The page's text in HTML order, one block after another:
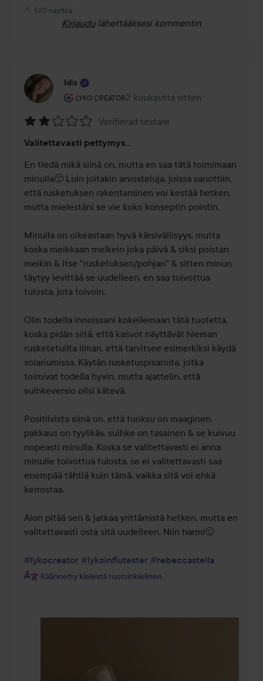
520 näyttöä
Kirjaudu lähettääksesi kommentin
Idis
LYKO CREATOR
Käyttäjän rooli: Lyko Creator.
2 kuukautta sitten
Viesti luotiin 2 kuukautta sitten
2
/
5
Verifierad testare
Valitettavasti pettymys..
En tiedä mikä siinä on, mutta en saa tätä toimimaan
minulla🙁 Luin joitakin arvosteluja, joissa sanottiin,
että rusketuksen rakentaminen voi kestää hetken,
mutta mielestäni se vie koko konseptin pointin.
Minulla on oikeastaan hyvä kärsivällisyys, mutta
koska meikkaan melkein joka päivä & siksi poistan
meikin & itse "rusketuksen/pohjan" & sitten minun
täytyy levittää se uudelleen, en saa toivottua
tulosta, jota toivoin.
Olin todella innoissani kokeilemaan tätä tuotetta,
koska pidän siitä, että kasvot näyttävät hieman
rusketetuilta ilman, että tarvitsee esimerkiksi käydä
solariumissa. Käytän rusketuspisaroita, jotka
toimivat todella hyvin, mutta ajattelin, että
suihkeversio olisi kätevä.
Positiivista siinä on, että tuoksu on maaginen,
pakkaus on tyylikäs, suihke on tasainen & se kuivuu
nopeasti minulla. Koska se valitettavasti ei anna
minulle toivottua tulosta, se ei valitettavasti saa
enempää tähtiä kuin tämä, vaikka sitä voi ehkä
kerrostaa.
Aion pitää sen & jatkaa yrittämistä hetken, mutta en
valitettavasti osta sitä uudelleen. Niin harmi🙁
#lykocreator #lykoinflutester #rebeccastella
Käännetty kielestä ruotsinkielinen